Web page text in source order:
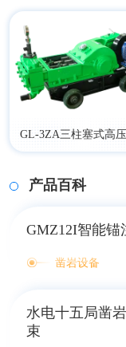
GL-3ZA三柱塞式高
产品百科
GMZ12I智能锚
凿岩设备
水电十五局凿
束